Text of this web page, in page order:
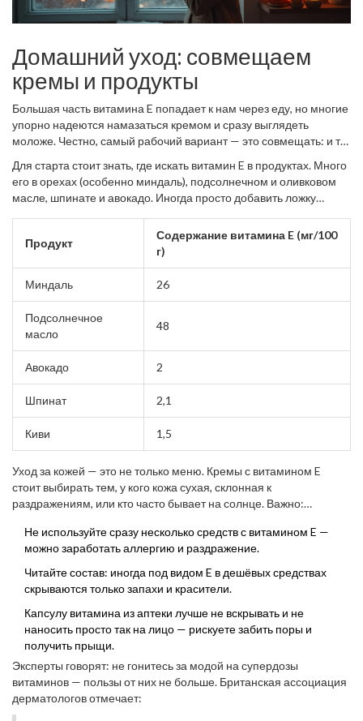
Домашний уход: совмещаем
кремы и продукты
Большая часть витамина E попадает к нам через еду, но многие
упорно надеются намазаться кремом и сразу выглядеть
моложе. Честно, самый рабочий вариант — это совмещать: и то,
поддержку.
Для старта стоит знать, где искать витамин E в продуктах. Много
его в орехах (особенно миндаль), подсолнечном и оливковом
масле, шпинате и авокадо. Иногда просто добавить ложку
сколько витамина E есть в обычных привычных продуктах:
Продукт
Содержание витамина E (мг/100
г)
Миндаль 26
Подсолнечное
масло
48
Авокадо 2
Шпинат 2,1
Киви 1,5
Уход за кожей — это не только меню. Кремы с витамином E
стоит выбирать тем, у кого кожа сухая, склонная к
раздражениям, или кто часто бывает на солнце. Важно:
Днём под макияж его можно смешивать с лёгким гелем.
Не используйте сразу несколько средств с витамином E —
можно заработать аллергию и раздражение.
Читайте состав: иногда под видом E в дешёвых средствах
скрываются только запахи и красители.
Капсулу витамина из аптеки лучше не вскрывать и не
наносить просто так на лицо — рискуете забить поры и
получить прыщи.
Эксперты говорят: не гонитесь за модой на супердозы
витаминов — пользы от них не больше. Британская ассоциация
дерматологов отмечает: